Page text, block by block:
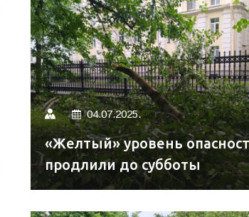
04.07.2025.
«Желтый» уровень
продлили до субботы